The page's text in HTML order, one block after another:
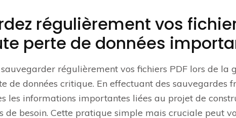
régulièrement vos
perte de données
régulièrement vos fichiers PDF lors de la
de données critique. En effectuant des sauvegardes
les informations importantes liées au projet de
de besoin. Cette pratique simple mais cruciale peut